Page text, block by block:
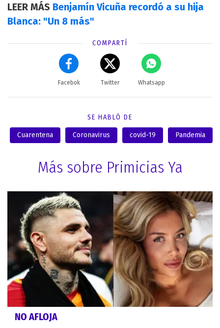
LEER MÁS Benjamín Vicuña recordó a su hija
Blanca: "Un 8 más"
COMPARTÍ
Facebok Twitter Whatsapp
SE HABLÓ DE
Cuarentena Coronavirus covid-19 Pandemia
Más sobre Primicias Ya
NO AFLOJA